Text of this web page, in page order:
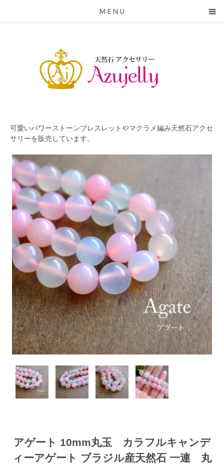
MENU
可愛いパワーストーンブレスレットやマクラメ編み天然石アクセ
サリーを販売しています。
アゲート 10mm丸玉 カラフルキャンデ
ィーアゲート ブラジル産天然石 一連 丸